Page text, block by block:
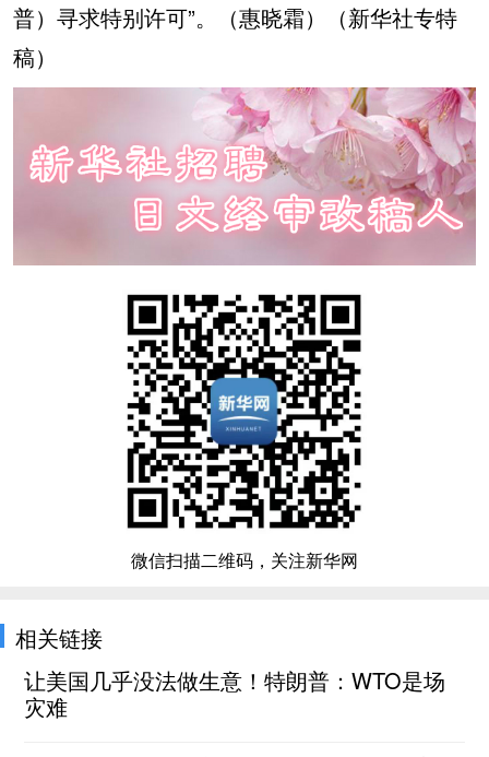
普）寻求特别许可”。（惠晓霜）（新华社专特
稿）
微信扫描二维码，关注新华网
相关链接
让美国几乎没法做生意！特朗普：WTO是场
灾难